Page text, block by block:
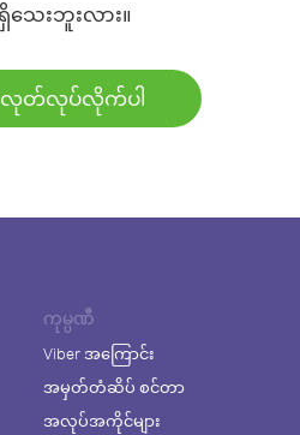
သေးဘူးလား။
းလုတ်လုပ်လိုက်ပါ
ကုမ္ပဏီ
Viber အကြောင်း
အမှတ်တံဆိပ် စင်တာ
အလုပ်အကိုင်များ